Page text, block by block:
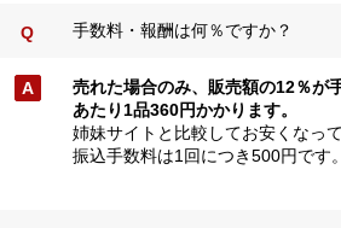
手数料・報酬は何％ですか？
売れた場合のみ、販売額の12％が
あたり1品360円かかります。
姉妹サイトと比較してお安くなっ
振込手数料は1回につき500円です。